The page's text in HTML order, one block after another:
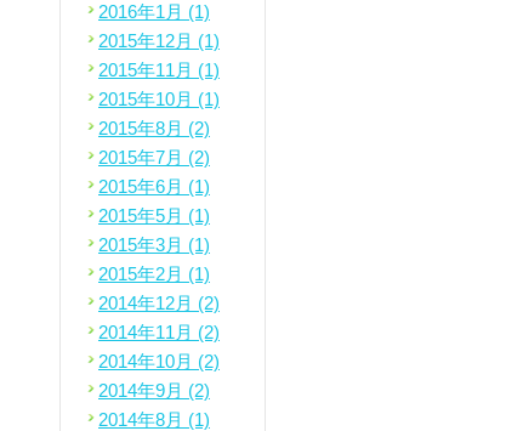
2016年1月 (1)
2015年12月 (1)
2015年11月 (1)
2015年10月 (1)
2015年8月 (2)
2015年7月 (2)
2015年6月 (1)
2015年5月 (1)
2015年3月 (1)
2015年2月 (1)
2014年12月 (2)
2014年11月 (2)
2014年10月 (2)
2014年9月 (2)
2014年8月 (1)